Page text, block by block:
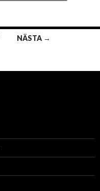
NÄSTA →